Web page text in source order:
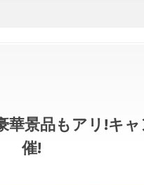
華景品もアリ!キ
催!